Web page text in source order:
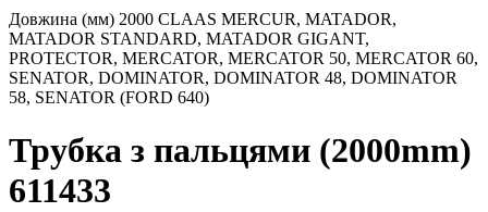
Довжина (мм) 2000 CLAAS MERCUR, MATADOR,
MATADOR STANDARD, MATADOR GIGANT,
PROTECTOR, MERCATOR, MERCATOR 50, MERCATOR 60,
SENATOR, DOMINATOR, DOMINATOR 48, DOMINATOR
58, SENATOR (FORD 640)
Трубка з пальцями (2000mm)
611433